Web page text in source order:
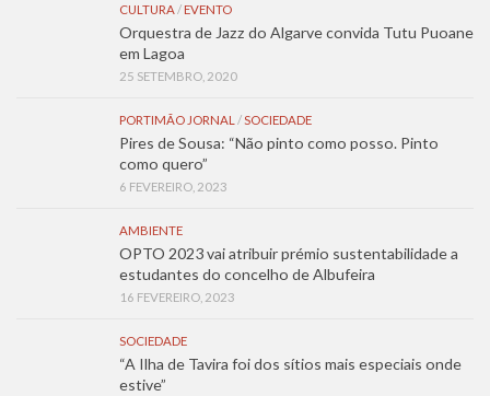
CULTURA/ EVENTO
Orquestra de Jazz do Algarve convida Tutu Puoane
em Lagoa
25 SETEMBRO, 2020
PORTIMÃO JORNAL /SOCIEDADE
Pires de Sousa: “Não pinto como posso. Pinto
como quero”
6 FEVEREIRO, 2023
AMBIENTE
OPTO 2023 vai atribuir prémio sustentabilidade a
estudantes do concelho de Albufeira
16 FEVEREIRO, 2023
SOCIEDADE
“A Ilha de Tavira foi dos sítios mais especiais onde
estive”